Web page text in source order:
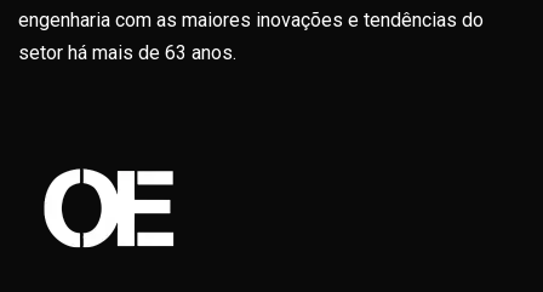
engenharia com as maiores inovações e tendências do
setor há mais de 63 anos.